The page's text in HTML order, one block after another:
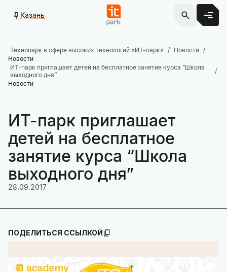
Казань
Технопарк в сфере высоких технологий «ИТ-парк»
Новости
Новости
ИТ-парк приглашает детей на бесплатное занятие курса “Школа
выходного дня”
Новости
ИТ-парк приглашает
детей на бесплатное
занятие курса “Школа
выходного дня”
28.09.2017
ПОДЕЛИТЬСЯ ССЫЛКОЙ